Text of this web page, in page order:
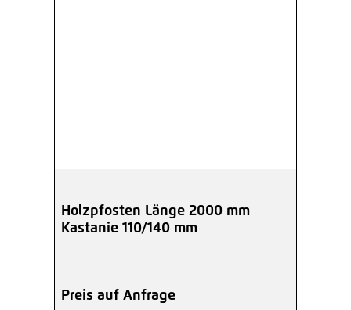
Holzpfosten Länge 2000 mm
Kastanie 110/140 mm
Preis auf Anfrage